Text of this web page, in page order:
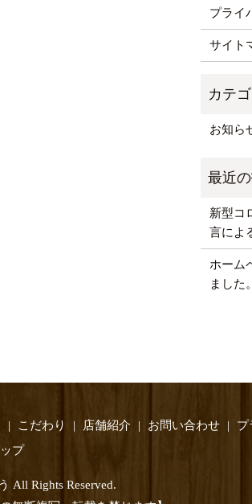
プライ
サイト
お知ら
新型コ
言によ
ホーム
ました。
こだわり 店舗紹介 お問い合わせ
プ
プ
All Rights Reserved.